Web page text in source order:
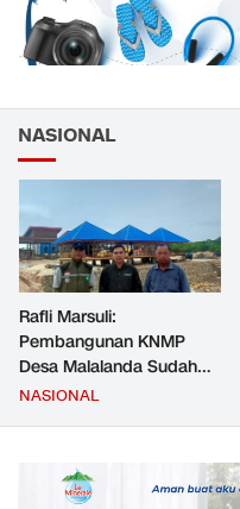
NASIONAL
Rafli Marsuli:
Pembangunan KNMP
Desa Malalanda Sudah
Mencapai 69 Persen dan
JMD dan JMF
NASIONAL